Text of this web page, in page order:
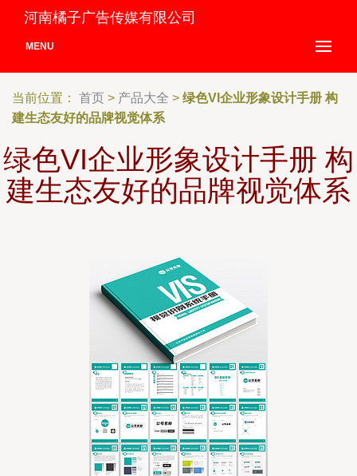
河南橘子广告传媒有限公司
MENU
当前位置： 首页 > 产品大全 > 绿色VI企业形象设计手册 构
建生态友好的品牌视觉体系
绿色VI企业形象设计手册 构
建生态友好的品牌视觉体系